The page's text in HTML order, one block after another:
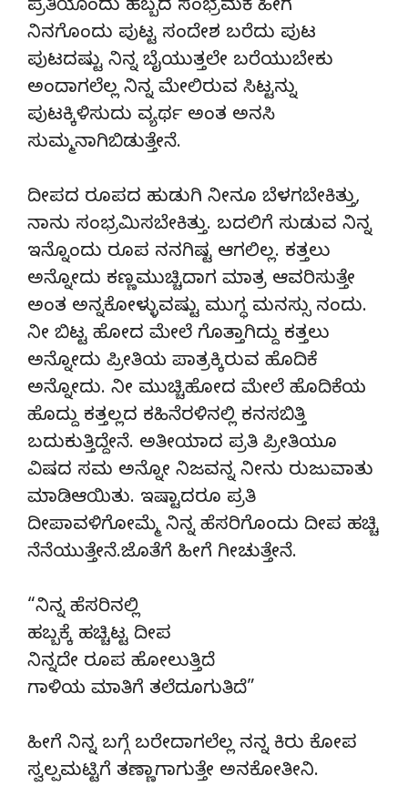
ಪ್ರತಿಯೊಂದು ಹಬ್ಬದ ಸಂಭ್ರಮಕೆ ಹೀಗೆ
ನಿನಗೊಂದು ಪುಟ್ಟ ಸಂದೇಶ ಬರೆದು ಪುಟ
ಪುಟದಷ್ಟು ನಿನ್ನ ಬೈಯುತ್ತಲೇ ಬರೆಯುಬೇಕು
ಅಂದಾಗಲೆಲ್ಲ ನಿನ್ನ ಮೇಲಿರುವ ಸಿಟ್ಟನ್ನು
ಪುಟಕ್ಕಿಳಿಸುದು ವ್ಯರ್ಥ ಅಂತ ಅನಸಿ
ಸುಮ್ಮನಾಗಿಬಿಡುತ್ತೇನೆ.
ದೀಪದ ರೂಪದ ಹುಡುಗಿ ನೀನೂ ಬೆಳಗಬೇಕಿತ್ತು,
ನಾನು ಸಂಭ್ರಮಿಸಬೇಕಿತ್ತು. ಬದಲಿಗೆ ಸುಡುವ ನಿನ್ನ
ಇನ್ನೊಂದು ರೂಪ ನನಗಿಷ್ಟ ಆಗಲಿಲ್ಲ. ಕತ್ತಲು
ಅನ್ನೋದು ಕಣ್ಣಮುಚ್ಚಿದಾಗ ಮಾತ್ರ ಆವರಿಸುತ್ತೇ
ಅಂತ ಅನ್ನಕೋಳ್ಳುವಷ್ಟು ಮುಗ್ಧ ಮನಸ್ಸು ನಂದು.
ನೀ ಬಿಟ್ಟ ಹೋದ ಮೇಲೆ ಗೊತ್ತಾಗಿದ್ದು ಕತ್ತಲು
ಅನ್ನೋದು ಪ್ರೀತಿಯ ಪಾತ್ರಕ್ಕಿರುವ ಹೊದಿಕೆ
ಅನ್ನೋದು. ನೀ ಮುಚ್ಚಿಹೋದ ಮೇಲೆ ಹೊದಿಕೆಯ
ಹೊದ್ದು ಕತ್ತಲ್ಲದ ಕಹಿನೆರಳಿನಲ್ಲಿ ಕನಸಬಿತ್ತಿ
ಬದುಕುತ್ತಿದ್ದೇನೆ. ಅತೀಯಾದ ಪ್ರತಿ ಪ್ರೀತಿಯೂ
ವಿಷದ ಸಮ ಅನ್ನೋ ನಿಜವನ್ನ ನೀನು ರುಜುವಾತು
ಮಾಡಿಆಯಿತು. ಇಷ್ಟಾದರೂ ಪ್ರತಿ
ದೀಪಾವಳಿಗೋಮ್ಮೆ ನಿನ್ನ ಹೆಸರಿಗೊಂದು ದೀಪ ಹಚ್ಚಿ
ನೆನೆಯುತ್ತೇನೆ.ಜೊತೆಗೆ ಹೀಗೆ ಗೀಚುತ್ತೇನೆ.
“ನಿನ್ನ ಹೆಸರಿನಲ್ಲಿ
ಹಬ್ಬಕ್ಕೆ ಹಚ್ಚಿಟ್ಟ ದೀಪ
ನಿನ್ನದೇ ರೂಪ ಹೋಲುತ್ತಿದೆ
ಗಾಳಿಯ ಮಾತಿಗೆ ತಲೆದೂಗುತಿದೆ”
ಹೀಗೆ ನಿನ್ನ ಬಗ್ಗೆ ಬರೇದಾಗಲೆಲ್ಲ ನನ್ನ ಕಿರು ಕೋಪ
ಸ್ವಲ್ಪಮಟ್ಟಿಗೆ ತಣ್ಣಾಗಾಗುತ್ತೇ ಅನಕೋತೀನಿ.